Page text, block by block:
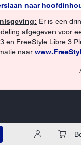
naar
Er is een
afgegeven voor
en FreeStyle Libre 3
naar